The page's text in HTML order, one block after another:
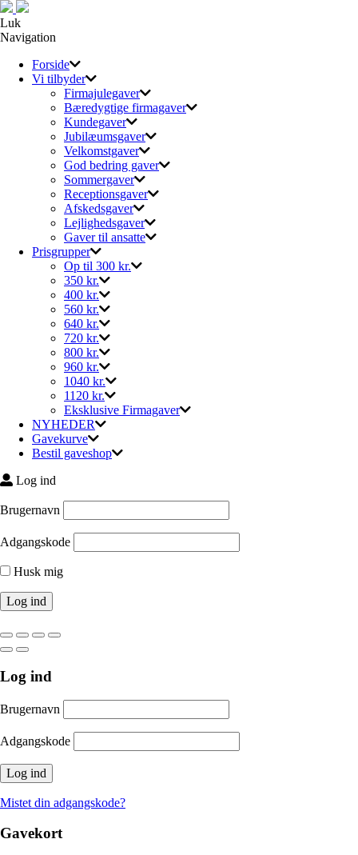
Luk
Navigation
Forside
Vi tilbyder
Firmajulegaver
Bæredygtige firmagaver
Kundegaver
Jubilæumsgaver
Velkomstgaver
God bedring gaver
Sommergaver
Receptionsgaver
Afskedsgaver
Lejlighedsgaver
Gaver til ansatte
Prisgrupper
Op til 300 kr.
350 kr.
400 kr.
560 kr.
640 kr.
720 kr.
800 kr.
960 kr.
1040 kr.
1120 kr.
Eksklusive Firmagaver
NYHEDER
Gavekurve
Bestil gaveshop
Log ind
Brugernavn
Adgangskode
Husk mig
Log ind
Brugernavn
Adgangskode
Mistet din adgangskode?
Gavekort